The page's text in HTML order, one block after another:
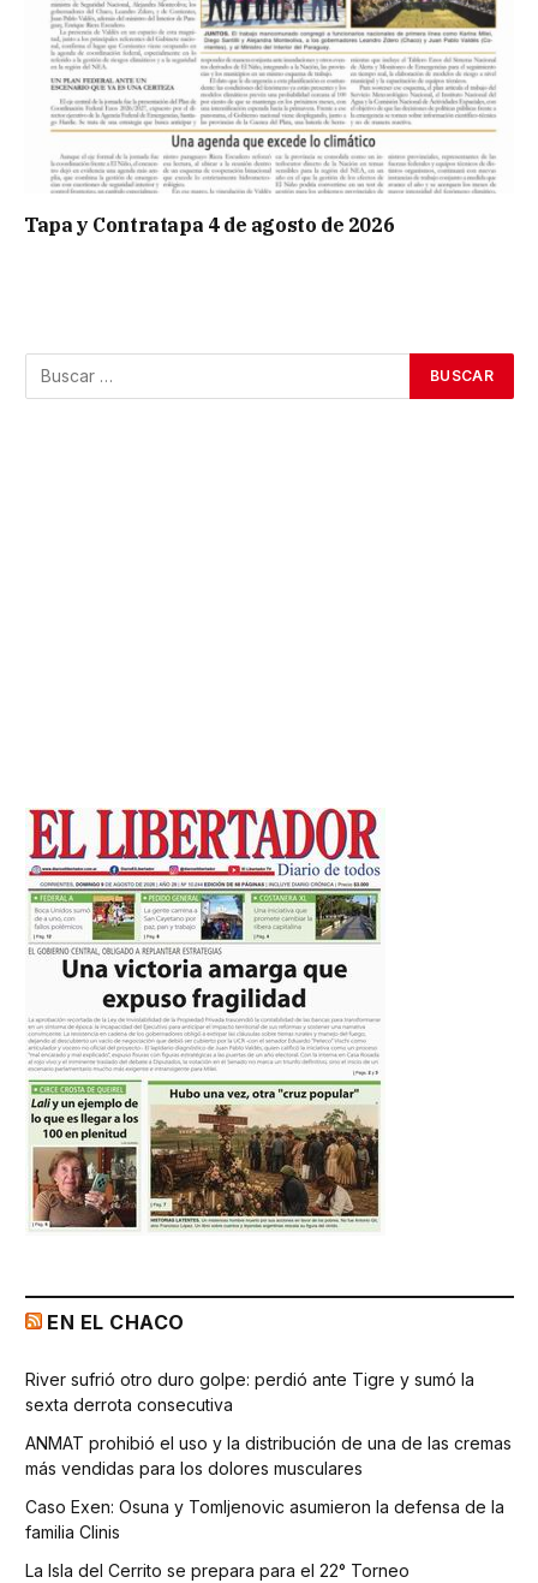
Tapa y Contratapa 4 de agosto de 2026
EN EL CHACO
River sufrió otro duro golpe: perdió ante Tigre y sumó la
sexta derrota consecutiva
ANMAT prohibió el uso y la distribución de una de las cremas
más vendidas para los dolores musculares
Caso Exen: Osuna y Tomljenovic asumieron la defensa de la
familia Clinis
La Isla del Cerrito se prepara para el 22° Torneo